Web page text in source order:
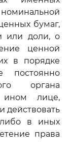
бумаг,
или доли, о
ценной
в порядке
постоянно
органа
лице,
действовать
в иных
права